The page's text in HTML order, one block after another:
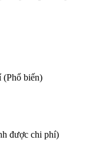
(Phổ biến)
được chi phí)